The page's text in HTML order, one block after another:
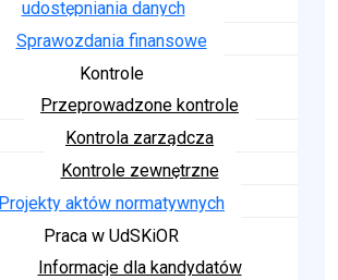
udostępniania danych
Sprawozdania finansowe
Kontrole
Przeprowadzone kontrole
Kontrola zarządcza
Kontrole zewnętrzne
Projekty aktów normatywnych
Praca w UdSKiOR
Informacje dla kandydatów